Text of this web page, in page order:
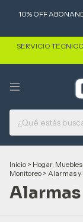
10% OFF
SERVICIO
Inicio > Hogar,
Monitoreo > Alarmas y
Alarmas